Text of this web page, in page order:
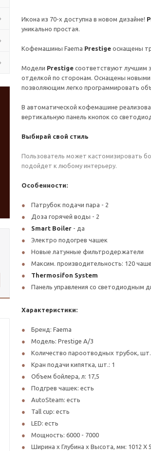
Икона из 70-х доступна в новом дизайне!
уникально простая.
Кофемашины Faema Prestige оснащены
Модели Prestige соответствуют лучшим
отделкой по сторонам. Оснащены
позволяющим легко программировать
В автоматической кофемашине
вертикальную панель кнопок со
Выбирай свой стиль
Пользователь может кастомизировать
подойдет к любому интерьеру.
Особенности:
Патрубок подачи пара - 2
Доза горячей воды - 2
Smart Boiler - да
Электро подогрев чашек
Новые латунные фильтродержатели
Максим. производительность: 120
Thermosifon System
Панель управления со светодиодным
Характеристики:
Бренд: Faema
Модель: Prestige A/3
Количество пароотводных трубок,
Кран подачи кипятка, шт.: 1
Объем бойлера, л: 17,5
Подгрев чашек: есть
AutoSteam: есть
Tall cup: есть
LED: есть
Мощность: 6000 - 7000
Ширина x Глубина x Высота, мм: 1012 X